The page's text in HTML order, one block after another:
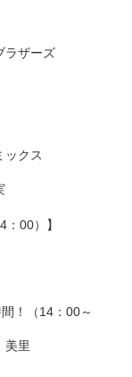
ザーズ
クス
00）】
！（14：00～
里